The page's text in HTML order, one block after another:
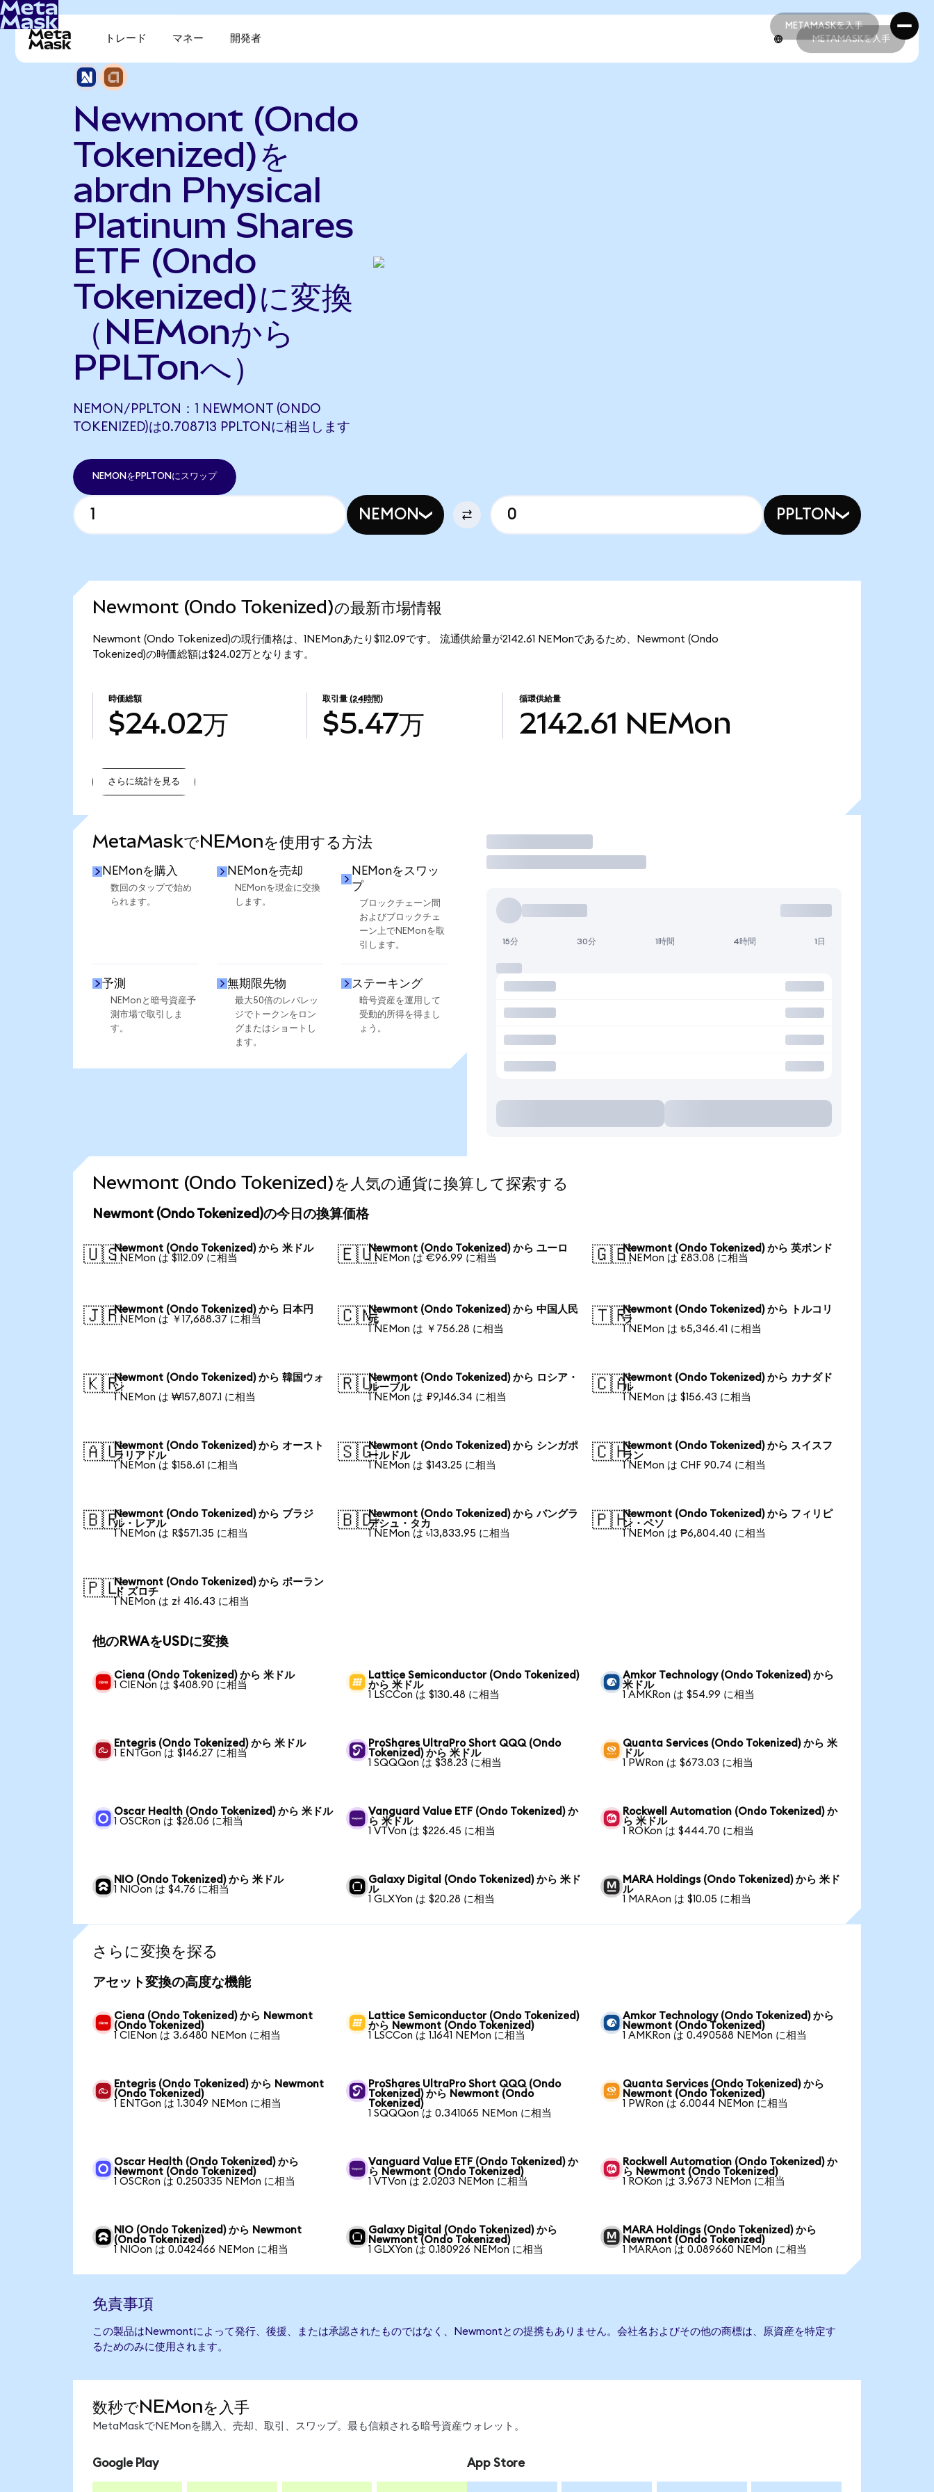
METAMASKを入手
METAMASKを入手
トレード マネー 開発者 METAMASKを入手
Newmont (Ondo
Tokenized)を
abrdn Physical
Platinum Shares
ETF (Ondo
Tokenized)に変換
（NEMonから
PPLTonへ）
NEMON/PPLTON：1 NEWMONT (ONDO
TOKENIZED)は0.708713 PPLTONに相当します
NEMONをPPLTONにスワップ
NEMON PPLTON
Newmont (Ondo Tokenized)の最新市場情報
Newmont (Ondo Tokenized)の現行価格は、1NEMonあたり$112.09です。 流通供給量が2142.61 NEMonであるため、Newmont (Ondo
Tokenized)の時価総額は$24.02万となります。
時価総額
$24.02万
取引量 (24時間)
$5.47万
循環供給量
2142.61 NEMon
さらに統計を見る
MetaMaskでNEMonを使用する方法
NEMonを購入
数回のタップで始め
られます。
NEMonを売却
NEMonを現金に交換
します。
NEMonをスワッ
プ
ブロックチェーン間
およびブロックチェ
ーン上でNEMonを取
引します。
予測
NEMonと暗号資産予
測市場で取引しま
す。
無期限先物
最大50倍のレバレッ
ジでトークンをロン
グまたはショートし
ます。
ステーキング
暗号資産を運用して
受動的所得を得まし
ょう。
取引
15分 30分 1時間 4時間 1日
Newmont (Ondo Tokenized)を人気の通貨に換算して探索する
Newmont (Ondo Tokenized)の今日の換算価格
🇺🇸Newmont (Ondo Tokenized) から 米ドル
1 NEMon は $112.09 に相当
🇪🇺Newmont (Ondo Tokenized) から ユーロ
1 NEMon は €96.99 に相当
🇬🇧Newmont (Ondo Tokenized) から 英ポンド
1 NEMon は £83.08 に相当
🇯🇵Newmont (Ondo Tokenized) から 日本円
1 NEMon は ￥17,688.37 に相当
🇨🇳Newmont (Ondo Tokenized) から 中国人民
元
1 NEMon は ￥756.28 に相当
🇹🇷Newmont (Ondo Tokenized) から トルコリ
ラ
1 NEMon は ₺5,346.41 に相当
🇰🇷Newmont (Ondo Tokenized) から 韓国ウォ
ン
1 NEMon は ₩157,807.1 に相当
🇷🇺Newmont (Ondo Tokenized) から ロシア・
ルーブル
1 NEMon は ₽9,146.34 に相当
🇨🇦Newmont (Ondo Tokenized) から カナダド
ル
1 NEMon は $156.43 に相当
🇦🇺Newmont (Ondo Tokenized) から オースト
ラリアドル
1 NEMon は $158.61 に相当
🇸🇬Newmont (Ondo Tokenized) から シンガポ
ールドル
1 NEMon は $143.25 に相当
🇨🇭Newmont (Ondo Tokenized) から スイスフ
ラン
1 NEMon は CHF 90.74 に相当
🇧🇷Newmont (Ondo Tokenized) から ブラジ
ル・レアル
1 NEMon は R$571.35 に相当
🇧🇩Newmont (Ondo Tokenized) から バングラ
デシュ・タカ
1 NEMon は ৳13,833.95 に相当
🇵🇭Newmont (Ondo Tokenized) から フィリピ
ン・ペソ
1 NEMon は ₱6,804.40 に相当
🇵🇱Newmont (Ondo Tokenized) から ポーラン
ド ズロチ
1 NEMon は zł 416.43 に相当
他のRWAをUSDに変換
Ciena (Ondo Tokenized) から 米ドル
1 CIENon は $408.90 に相当
Lattice Semiconductor (Ondo Tokenized)
から 米ドル
1 LSCCon は $130.48 に相当
Amkor Technology (Ondo Tokenized) から
米ドル
1 AMKRon は $54.99 に相当
Entegris (Ondo Tokenized) から 米ドル
1 ENTGon は $146.27 に相当
ProShares UltraPro Short QQQ (Ondo
Tokenized) から 米ドル
1 SQQQon は $38.23 に相当
Quanta Services (Ondo Tokenized) から 米
ドル
1 PWRon は $673.03 に相当
Oscar Health (Ondo Tokenized) から 米ドル
1 OSCRon は $28.06 に相当
Vanguard Value ETF (Ondo Tokenized) か
ら 米ドル
1 VTVon は $226.45 に相当
Rockwell Automation (Ondo Tokenized) か
ら 米ドル
1 ROKon は $444.70 に相当
NIO (Ondo Tokenized) から 米ドル
1 NIOon は $4.76 に相当
Galaxy Digital (Ondo Tokenized) から 米ド
ル
1 GLXYon は $20.28 に相当
MARA Holdings (Ondo Tokenized) から 米ド
ル
1 MARAon は $10.05 に相当
さらに変換を探る
アセット変換の高度な機能
Ciena (Ondo Tokenized) から Newmont
(Ondo Tokenized)
1 CIENon は 3.6480 NEMon に相当
Lattice Semiconductor (Ondo Tokenized)
から Newmont (Ondo Tokenized)
1 LSCCon は 1.1641 NEMon に相当
Amkor Technology (Ondo Tokenized) から
Newmont (Ondo Tokenized)
1 AMKRon は 0.490588 NEMon に相当
Entegris (Ondo Tokenized) から Newmont
(Ondo Tokenized)
1 ENTGon は 1.3049 NEMon に相当
ProShares UltraPro Short QQQ (Ondo
Tokenized) から Newmont (Ondo
Tokenized)
1 SQQQon は 0.341065 NEMon に相当
Quanta Services (Ondo Tokenized) から
Newmont (Ondo Tokenized)
1 PWRon は 6.0044 NEMon に相当
Oscar Health (Ondo Tokenized) から
Newmont (Ondo Tokenized)
1 OSCRon は 0.250335 NEMon に相当
Vanguard Value ETF (Ondo Tokenized) か
ら Newmont (Ondo Tokenized)
1 VTVon は 2.0203 NEMon に相当
Rockwell Automation (Ondo Tokenized) か
ら Newmont (Ondo Tokenized)
1 ROKon は 3.9673 NEMon に相当
NIO (Ondo Tokenized) から Newmont
(Ondo Tokenized)
1 NIOon は 0.042466 NEMon に相当
Galaxy Digital (Ondo Tokenized) から
Newmont (Ondo Tokenized)
1 GLXYon は 0.180926 NEMon に相当
MARA Holdings (Ondo Tokenized) から
Newmont (Ondo Tokenized)
1 MARAon は 0.089660 NEMon に相当
免責事項
この製品はNewmontによって発行、後援、または承認されたものではなく、Newmontとの提携もありません。会社名およびその他の商標は、原資産を特定す
るためのみに使用されます。
数秒でNEMonを入手
MetaMaskでNEMonを購入、売却、取引、スワップ。最も信頼される暗号資産ウォレット。
Google Play App Store